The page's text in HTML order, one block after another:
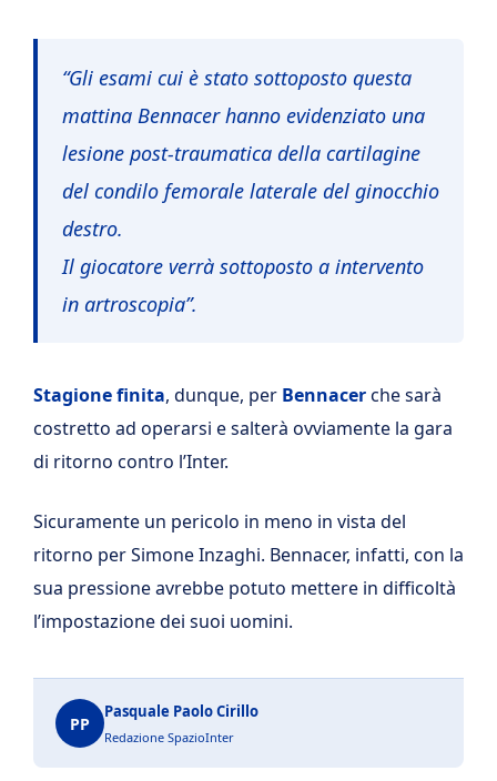
“Gli esami cui è stato sottoposto questa
mattina Bennacer hanno evidenziato una
lesione post-traumatica della cartilagine
del condilo femorale laterale del ginocchio
destro.
Il giocatore verrà sottoposto a intervento
in artroscopia”.
Stagione finita, dunque, per Bennacerche sarà
costretto ad operarsi e salterà ovviamente la gara
di ritorno contro l’Inter.
Sicuramente un pericolo in meno in vista del
ritorno per Simone Inzaghi. Bennacer, infatti, con la
sua pressione avrebbe potuto mettere in difficoltà
l’impostazione dei suoi uomini.
PP
Pasquale Paolo Cirillo
Redazione SpazioInter